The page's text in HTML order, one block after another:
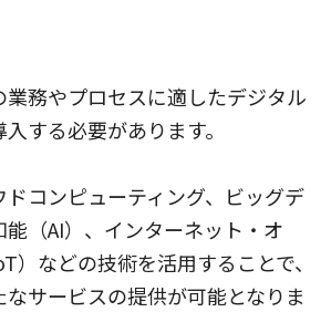
務やプロセスに適したデジタル
する必要があります。
コンピューティング、ビッグデ
（AI）、インターネット・オ
）などの技術を活用することで、
サービスの提供が可能となりま